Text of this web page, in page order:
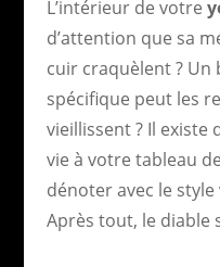
L’intérieur de votre
d’attention que sa
cuir craquèlent ?
spécifique peut les
vieillissent ? Il
vie à votre tableau
dénoter avec le
Après tout, le diable